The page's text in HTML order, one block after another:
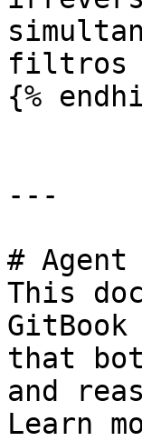
filtros
{%
---
#
This
that
and
Learn